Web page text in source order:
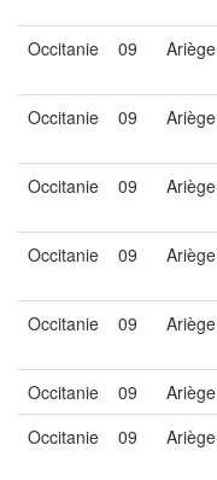
Occitanie 09 Ariège
Occitanie 09 Ariège
Occitanie 09 Ariège
Occitanie 09 Ariège
Occitanie 09 Ariège
Occitanie 09 Ariège
Occitanie
09 Ariège